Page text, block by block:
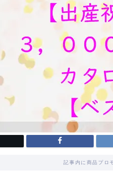
記事内に商品プロ